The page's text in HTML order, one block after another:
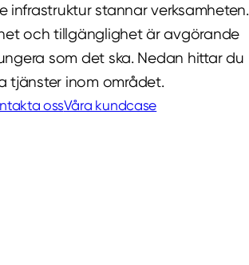
infrastruktur stannar verksamheten.
och tillgänglighet är avgörande
som det ska. Nedan hittar du
tjänster inom området.
ossVåra kundcase